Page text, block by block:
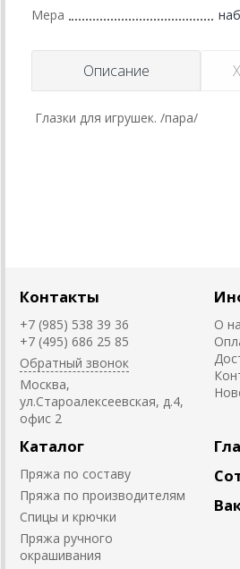
Мера
Описание
Глазки для игрушек. /пара/
Контакты
+7 (985) 538 39 36
+7 (495) 686 25 85
Обратный звонок
Москва,
ул.Староалексеевская, д.4,
офис 2
О
Каталог
Пряжа по составу
Пряжа по производителям
Спицы и крючки
Пряжа ручного
окрашивания